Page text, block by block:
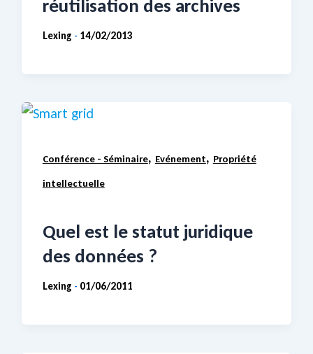
réutilisation des archives
Lexing - 14/02/2013
Conférence - Séminaire, Evénement, Propriété
intellectuelle
Quel est le statut juridique
des données ?
Lexing - 01/06/2011